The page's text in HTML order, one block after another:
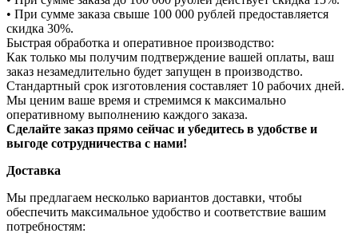
• При сумме заказа свыше 100 000 рублей предоставляется
скидка 30%.
Быстрая обработка и оперативное производство:
Как только мы получим подтверждение вашей оплаты, ваш
заказ незамедлительно будет запущен в производство.
Стандартный срок изготовления составляет 10 рабочих дней.
Мы ценим ваше время и стремимся к максимально
оперативному выполнению каждого заказа.
Сделайте заказ прямо сейчас и убедитесь в удобстве и
выгоде сотрудничества с нами!
Доставка
Мы предлагаем несколько вариантов доставки, чтобы
обеспечить максимальное удобство и соответствие вашим
потребностям: